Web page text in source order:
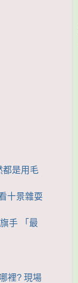
都是用毛
十景雜耍
手 「最
裡? 現場